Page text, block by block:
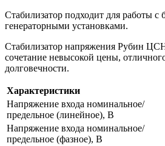
Стабилизатор подходит для работы с
генераторными установками.
Стабилизатор напряжения Рубин
сочетание невысокой цены,
долговечности.
Характеристики
Напряжение входа номинальное/
предельное (линейное), В
Напряжение входа номинальное/
предельное (фазное), В